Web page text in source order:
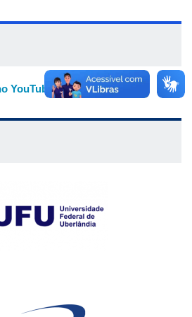
e ambulatório. Residência em
de Clínicas (HC-UFU/Ebserh), de
da Saúde pelo Programa de
da Sapude da Faculdade de
tema "Esclerose Sistêmica e
na Universidade Federal de São
pelos ambulatórios de Sjögren
Sistêmica e Miopatias e pela
YouTube